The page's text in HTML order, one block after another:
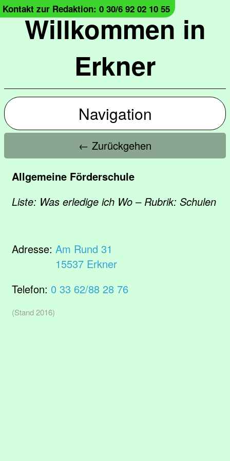
Willkommen in
Erkner
Kontakt zur Redaktion: 0 30/6 92 02 10 55
Navigation
← Zurückgehen
Allgemeine Förderschule
Liste: Was erledige ich Wo – Rubrik: Schulen
Adresse: Am Rund 31
15537 Erkner
Telefon: 0 33 62/88 28 76
(Stand 2016)